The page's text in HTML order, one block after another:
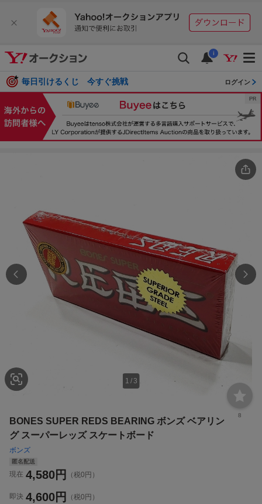
i
毎日引けるくじ 今すぐ挑戦 ログイン
1 / 3
8
BONES SUPER REDS BEARING ボンズ ベアリン
グ スーパーレッズ スケートボード
ボンズ
匿名配送
現在 4,580円 （税0円）
即決 4,600円
（税0円）